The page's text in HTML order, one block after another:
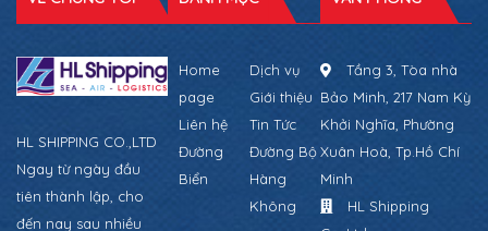
HL SHIPPING CO.,LTD
Ngay từ ngày đầu
tiên thành lập, cho
đến nay sau nhiều
Home
page
Dịch vụ
Giới thiệu
Liên hệ
Tin Tức
Đường
Biển
Đường Bộ
Hàng
Không
Tầng 3, Tòa nhà
Bảo Minh, 217 Nam Kỳ
Khởi Nghĩa, Phường
Xuân Hoà, Tp.Hồ Chí
Minh
HL Shipping